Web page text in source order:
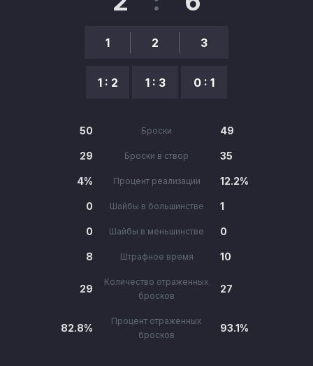
1
1 : 2
2
1 : 3
3
0 : 1
50 Броски 49
29 Броски в створ 35
4% Процент реализации 12.2%
0 Шайбы в большинстве 1
0 Шайбы в меньшинстве 0
8 Штрафное время 10
29
Количество отраженных
бросков
27
82.8%
Процент отраженных
бросков
93.1%